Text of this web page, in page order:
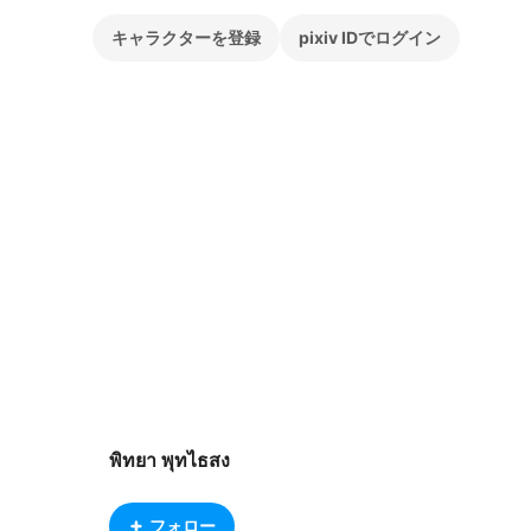
キャラクターを登録 pixiv IDでログイン
พิทยา พุทไธสง
フォロー